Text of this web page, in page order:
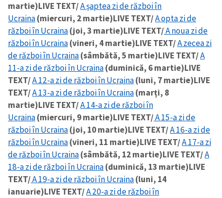
martie)LIVE TEXT/A șaptea zi de război în
Ucraina(miercuri, 2 martie)LIVE TEXT/A opta zi de
război în Ucraina(joi, 3 martie)LIVE TEXT/A noua zi de
război în Ucraina(vineri, 4 martie)LIVE TEXT/A zecea zi
de război în Ucraina(sâmbătă, 5 martie)LIVE TEXT/A
11-a zi de război în Ucraina(duminică, 6 martie)LIVE
TEXT/A 12-a zi de război în Ucraina(luni, 7 martie)LIVE
TEXT/A 13-a zi de război în Ucraina(marți, 8
martie)LIVE TEXT/A 14-a zi de război în
Ucraina(miercuri, 9 martie)LIVE TEXT/A 15-a zi de
război în Ucraina(joi, 10 martie)LIVE TEXT/A 16-a zi de
război în Ucraina(vineri, 11 martie)LIVE TEXT/A 17-a zi
de război în Ucraina(sâmbătă, 12 martie)LIVE TEXT/A
18-a zi de război în Ucraina(duminică, 13 martie)LIVE
TEXT/A 19-a zi de război în Ucraina(luni, 14
ianuarie)LIVE TEXT/A 20-a zi de război în